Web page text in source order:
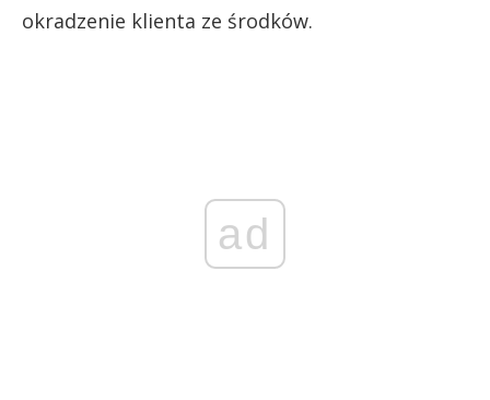
okradzenie klienta ze środków.
ad